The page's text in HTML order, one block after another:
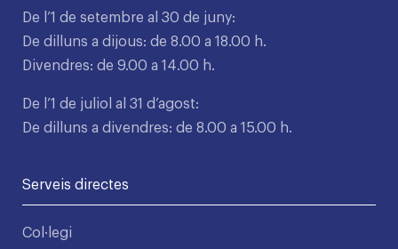
De l’1 de setembre al 30 de juny:
De dilluns a dijous: de 8.00 a 18.00 h.
Divendres: de 9.00 a 14.00 h.
De l’1 de juliol al 31 d’agost:
De dilluns a divendres: de 8.00 a 15.00 h.
Serveis directes
Col·legi